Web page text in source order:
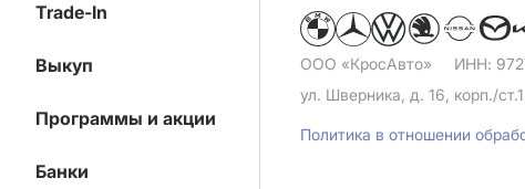
Trade-In
Выкуп
Программы и акции
Банки
ООО «КросАвто» ИНН:
ул. Шверника, д. 16, корп./
Политика в отношении